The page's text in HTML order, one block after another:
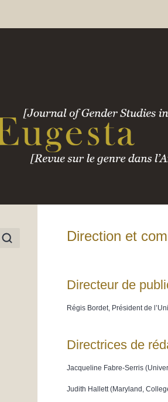
Direction et
Directeur de
Régis Bordet, Président de
Directrices de
Jacqueline Fabre-Serris
Judith Hallett (Maryland,